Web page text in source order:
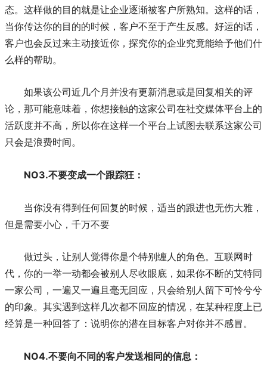
态。这样做的目的就是让企业逐渐被客户所熟知。这样的话，
当你传达你的目的的时候，客户不至于产生反感。好运的话，
客户也会反过来主动接近你，探究你的企业究竟能给予他们什
么样的帮助。
如果该公司近几个月并没有更新消息或是回复相关的评
论，那可能意味着，你想接触的这家公司在社交媒体平台上的
活跃度并不高，所以你在这样一个平台上试图去联系这家公司
只会是浪费时间。
NO3.不要变成一个跟踪狂：
当你没有得到任何回复的时候，适当的跟进也无伤大雅，
但是需要小心，千万不要
做过头，让别人觉得你是个特别缠人的角色。互联网时
代，你的一举一动都会被别人尽收眼底，如果你不断的艾特同
一家公司，一遍又一遍且毫无回应，只会给别人留下可怜兮兮
的印象。其实遇到这样几次都不回应的情况，在某种程度上已
经算是一种回答了：说明你的潜在目标客户对你并不感冒。
NO4.不要向不同的客户发送相同的信息：